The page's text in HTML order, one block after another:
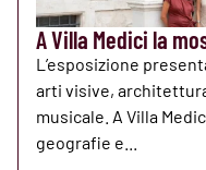
A Villa Medici la
L’esposizione
arti visive,
musicale. A Villa
geografie e...